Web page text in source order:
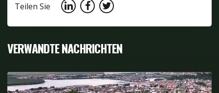
Teilen Sie
VERWANDTE NACHRICHTEN